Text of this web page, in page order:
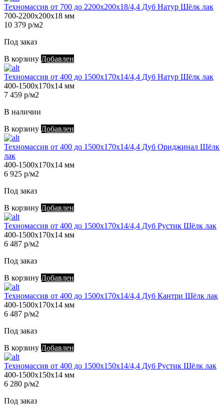
Техномассив от 700 до 2200х200х18/4,4 Дуб Натур Шёлк лак
700-2200х200х18 мм
10 379 р/м2
Под заказ
В корзину Добавлен
Техномассив от 400 до 1500х170х14/4,4 Дуб Натур Шёлк лак
400-1500х170х14 мм
7 459 р/м2
В наличии
В корзину Добавлен
Техномассив от 400 до 1500х170х14/4,4 Дуб Ориджинал Шёлк
лак
400-1500х170х14 мм
6 925 р/м2
Под заказ
В корзину Добавлен
Техномассив от 400 до 1500х170х14/4,4 Дуб Рустик Шёлк лак
400-1500х170х14 мм
6 487 р/м2
Под заказ
В корзину Добавлен
Техномассив от 400 до 1500х170х14/4,4 Дуб Кантри Шёлк лак
400-1500х170х14 мм
6 487 р/м2
Под заказ
В корзину Добавлен
Техномассив от 400 до 1500х150х14/4,4 Дуб Рустик Шёлк лак
400-1500х150х14 мм
6 280 р/м2
Под заказ